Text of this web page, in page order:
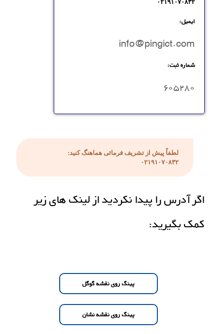
۰۲۱۹۱۰۷۰۸۳۲
ایمیل:
info@pingict.com
شماره ثبت:
۶۰۵۲۸۰
لطفاً پیش از تشریف فرمائی هماهنگ کنید:
۰۲۱۹۱۰۷۰۸۳۲
اگر آدرس را پیدا نکردید از لینک های زیر
کمک بگیرید:
پینگ روی نقشه گوگل
پینگ روی نقشه نشان